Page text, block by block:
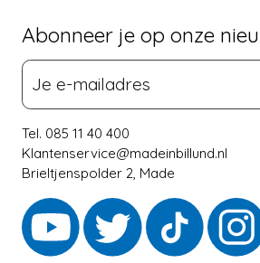
Abonneer je op onze
Tel. 085 11 40 400
Klantenservice@madeinbillund.nl
Brieltjenspolder 2, Made